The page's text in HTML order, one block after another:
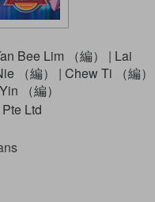
Bee Lim （編） | Lai
（編） | Chew Ti （編）
（編）
Ltd